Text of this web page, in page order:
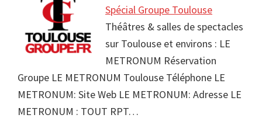
Spécial Groupe Toulouse
Théâtres & salles de spectacles
sur Toulouse et environs : LE
METRONUM Réservation
Groupe LE METRONUM Toulouse Téléphone LE
METRONUM: Site Web LE METRONUM: Adresse LE
METRONUM : TOUT RPT…